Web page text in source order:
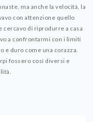
ma anche la velocità, la
con attenzione quello
cercavo di riprodurre a casa
a confrontarmi con i limiti
e duro come una corazza.
fossero così diversi e